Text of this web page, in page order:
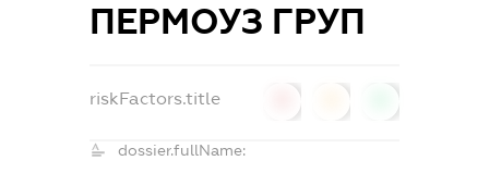
ПЕРМОУЗ ГРУП
riskFactors.title
dossier.fullName: